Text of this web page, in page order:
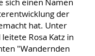
sich einen Namen
der
hat. Unter
Rosa Katz in
"Wandernden